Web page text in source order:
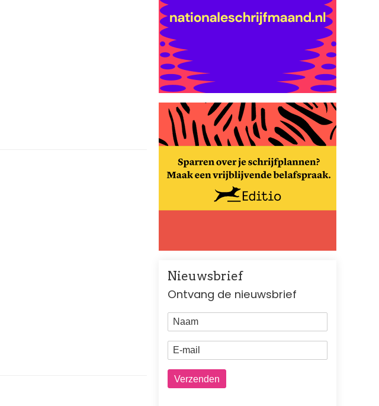
Nieuwsbrief
Ontvang de nieuwsbrief
Naam
E-mail